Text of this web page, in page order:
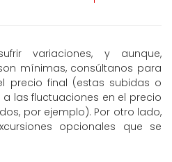
variaciones, y aunque,
mínimas, consúltanos para
precio final (estas subidas o
las fluctuaciones en el precio
por ejemplo). Por otro lado,
opcionales que se